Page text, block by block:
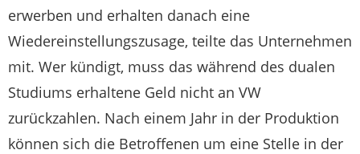
erwerben und erhalten danach eine
Wiedereinstellungszusage, teilte das Unternehmen
mit. Wer kündigt, muss das während des dualen
Studiums erhaltene Geld nicht an VW
zurückzahlen. Nach einem Jahr in der Produktion
können sich die Betroffenen um eine Stelle in der